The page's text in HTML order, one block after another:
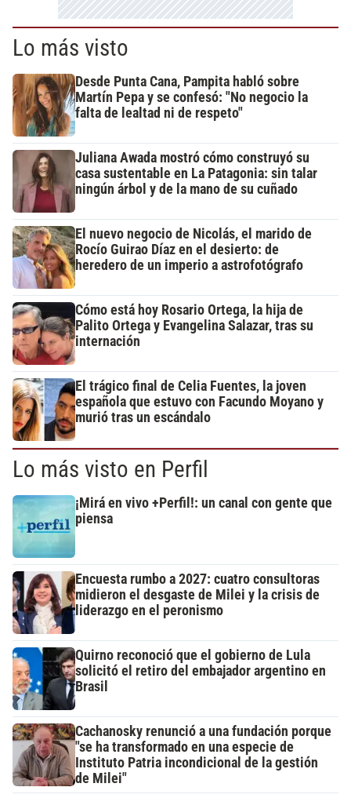
Lo más visto
Desde Punta Cana, Pampita habló sobre
Martín Pepa y se confesó: "No negocio la
falta de lealtad ni de respeto"
Juliana Awada mostró cómo construyó su
casa sustentable en La Patagonia: sin talar
ningún árbol y de la mano de su cuñado
El nuevo negocio de Nicolás, el marido de
Rocío Guirao Díaz en el desierto: de
heredero de un imperio a astrofotógrafo
Cómo está hoy Rosario Ortega, la hija de
Palito Ortega y Evangelina Salazar, tras su
internación
El trágico final de Celia Fuentes, la joven
española que estuvo con Facundo Moyano y
murió tras un escándalo
Lo más visto en Perfil
¡Mirá en vivo +Perfil!: un canal con gente que
piensa
Encuesta rumbo a 2027: cuatro consultoras
midieron el desgaste de Milei y la crisis de
liderazgo en el peronismo
Quirno reconoció que el gobierno de Lula
solicitó el retiro del embajador argentino en
Brasil
Cachanosky renunció a una fundación porque
"se ha transformado en una especie de
Instituto Patria incondicional de la gestión
de Milei"